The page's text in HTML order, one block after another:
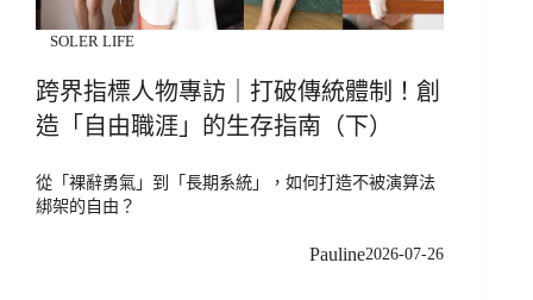
SOLER LIFE
跨界指標人物專訪｜打破傳統體制！創
造「自由職涯」的生存指南（下）
從「裸辭勇氣」到「長期系統」，如何打造不被演算法
綁架的自由？
Pauline2026-07-26